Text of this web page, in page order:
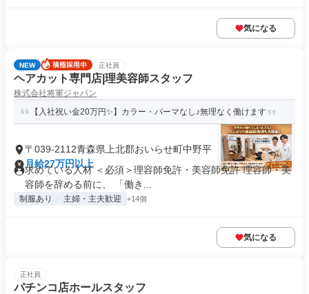
気になる
NEW 正社員
ヘアカット専門店|理美容師スタッフ
株式会社将軍ジャパン
【入社祝い金20万円✨】カラー・パーマなし♪無理なく働けます
〒039-2112青森県上北郡おいらせ町中野平
月給27万円以上
求めている人材 ＜必須＞理容師免許・美容師免許 理容師・美
容師を辞める前に、 「働き...
制服あり 主婦・主夫歓迎 +14個
気になる
正社員
パチンコ店ホールスタッフ